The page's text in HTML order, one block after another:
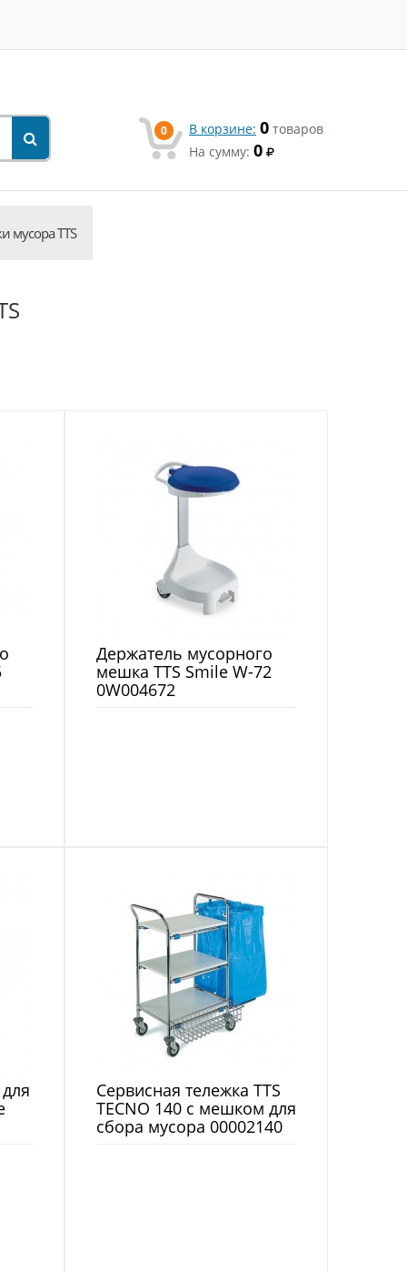
0 В корзине: 0 товаров
На сумму: 0
мусора TTS
Держатель мусорного
мешка TTS Smile W-72
0W004672
Сервисная тележка TTS
TECNO 140 с мешком для
сбора мусора 00002140